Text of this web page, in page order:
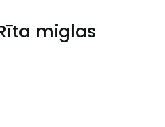
miglas